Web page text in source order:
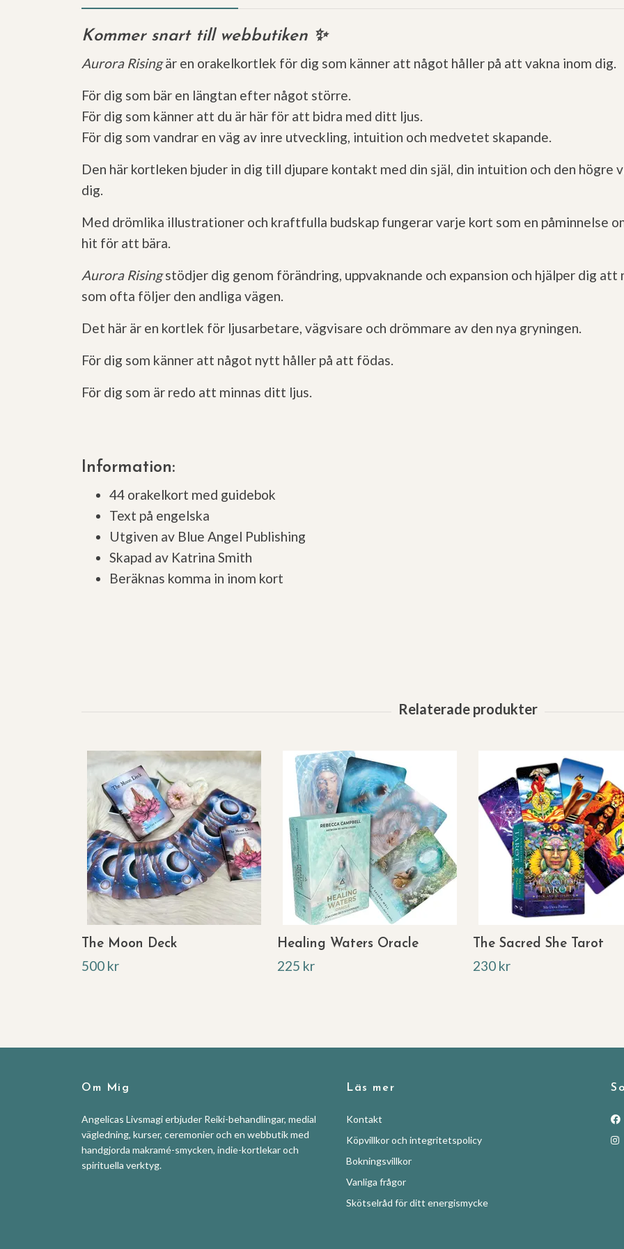
Kommer snart till webbutiken ✨
Aurora Risingär en orakelkortlek för dig som känner att något håller på att vakna inom dig.
För dig som bär en längtan efter något större.
För dig som känner att du är här för att bidra med ditt ljus.
För dig som vandrar en väg av inre utveckling, intuition och medvetet skapande.
Den här kortleken bjuder in dig till djupare kontakt med din själ, din intuition och den högre
dig.
Med drömlika illustrationer och kraftfulla budskap fungerar varje kort som en påminnelse
hit för att bära.
Aurora Risingstödjer dig genom förändring, uppvaknande och expansion och hjälper dig
som ofta följer den andliga vägen.
Det här är en kortlek för ljusarbetare, vägvisare och drömmare av den nya gryningen.
För dig som känner att något nytt håller på att födas.
För dig som är redo att minnas ditt ljus.
Information:
44 orakelkort med guidebok
Text på engelska
Utgiven av Blue Angel Publishing
Skapad av Katrina Smith
Beräknas komma in inom kort
The Moon Deck
500 kr
Healing Waters Oracle
225 kr
The Sacred She Tarot
230 kr
Om Mig
Angelicas Livsmagi erbjuder Reiki-behandlingar, medial
vägledning, kurser, ceremonier och en webbutik med
handgjorda makramé-smycken, indie-kortlekar och
spirituella verktyg.
Läs mer
Kontakt
Köpvillkor och integritetspolicy
Bokningsvillkor
Vanliga frågor
Skötselråd för ditt energismycke